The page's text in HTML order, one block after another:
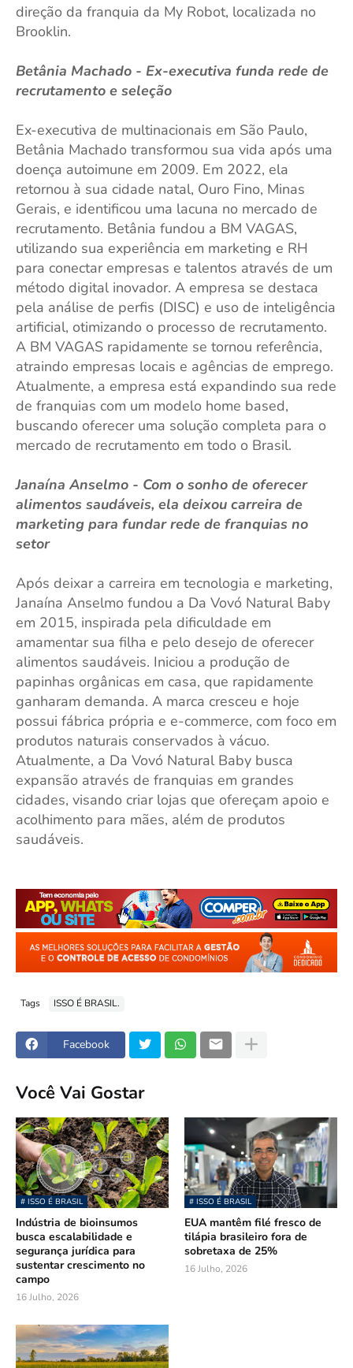
direção da franquia da My Robot, localizada no
Brooklin.
Betânia Machado - Ex-executiva funda rede de
recrutamento e seleção
Ex-executiva de multinacionais em São Paulo,
Betânia Machado transformou sua vida após uma
doença autoimune em 2009. Em 2022, ela
retornou à sua cidade natal, Ouro Fino, Minas
Gerais, e identificou uma lacuna no mercado de
recrutamento. Betânia fundou a BM VAGAS,
utilizando sua experiência em marketing e RH
para conectar empresas e talentos através de um
método digital inovador. A empresa se destaca
pela análise de perfis (DISC) e uso de inteligência
artificial, otimizando o processo de recrutamento.
A BM VAGAS rapidamente se tornou referência,
atraindo empresas locais e agências de emprego.
Atualmente, a empresa está expandindo sua rede
de franquias com um modelo home based,
buscando oferecer uma solução completa para o
mercado de recrutamento em todo o Brasil.
Janaína Anselmo - Com o sonho de oferecer
alimentos saudáveis, ela deixou carreira de
marketing para fundar rede de franquias no
setor
Após deixar a carreira em tecnologia e marketing,
Janaína Anselmo fundou a Da Vovó Natural Baby
em 2015, inspirada pela dificuldade em
amamentar sua filha e pelo desejo de oferecer
alimentos saudáveis. Iniciou a produção de
papinhas orgânicas em casa, que rapidamente
ganharam demanda. A marca cresceu e hoje
possui fábrica própria e e-commerce, com foco em
produtos naturais conservados à vácuo.
Atualmente, a Da Vovó Natural Baby busca
expansão através de franquias em grandes
cidades, visando criar lojas que ofereçam apoio e
acolhimento para mães, além de produtos
saudáveis.
Tags ISSO É BRASIL.
Facebook
Você Vai Gostar
# ISSO É BRASIL
Indústria de bioinsumos
busca escalabilidade e
segurança jurídica para
sustentar crescimento no
campo
16 Julho, 2026
# ISSO É BRASIL
EUA mantêm filé fresco de
tilápia brasileiro fora de
sobretaxa de 25%
16 Julho, 2026